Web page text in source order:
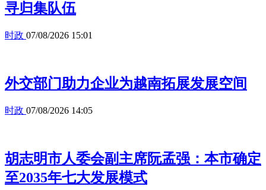
寻归集队伍
时政 07/08/2026 15:01
外交部门助力企业为越南拓展发展空间
时政 07/08/2026 14:05
胡志明市人委会副主席阮孟强：本市确定
至2035年七大发展模式